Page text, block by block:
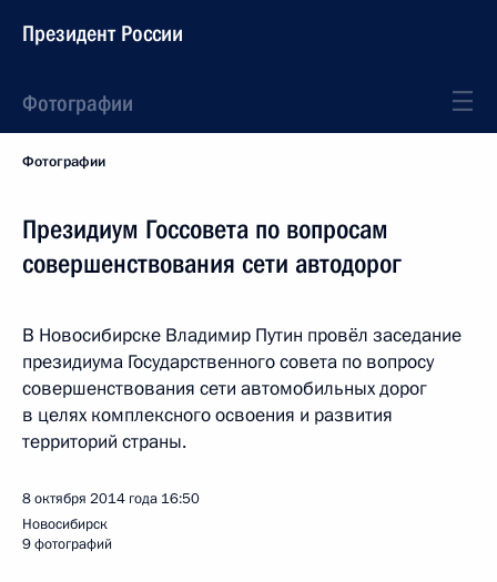
Президент России
Фотографии
Фотографии
Президиум Госсовета по вопросам
совершенствования сети автодорог
В Новосибирске Владимир Путин провёл заседание
президиума Государственного совета по вопросу
совершенствования сети автомобильных дорог
в целях комплексного освоения и развития
территорий страны.
8 октября 2014 года 16:50
Новосибирск
9 фотографий